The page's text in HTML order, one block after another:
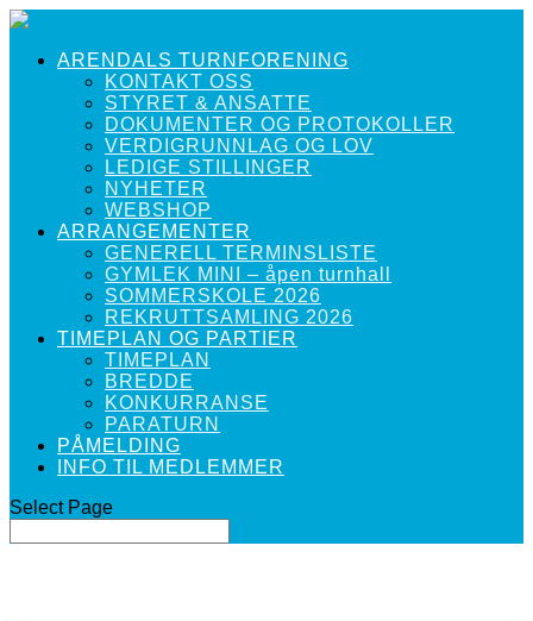
ARENDALS TURNFORENING
KONTAKT OSS
STYRET & ANSATTE
DOKUMENTER OG PROTOKOLLER
VERDIGRUNNLAG OG LOV
LEDIGE STILLINGER
NYHETER
WEBSHOP
ARRANGEMENTER
GENERELL TERMINSLISTE
GYMLEK MINI – åpen turnhall
SOMMERSKOLE 2026
REKRUTTSAMLING 2026
TIMEPLAN OG PARTIER
TIMEPLAN
BREDDE
KONKURRANSE
PARATURN
PÅMELDING
INFO TIL MEDLEMMER
Select Page